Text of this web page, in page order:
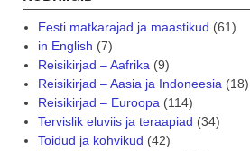
Eesti matkarajad ja maastikud (61)
in English (7)
Reisikirjad – Aafrika(9)
Reisikirjad – Aasia ja Indoneesia(18)
Reisikirjad – Euroopa(114)
Tervislik eluviis ja teraapiad (34)
Toidud ja kohvikud (42)